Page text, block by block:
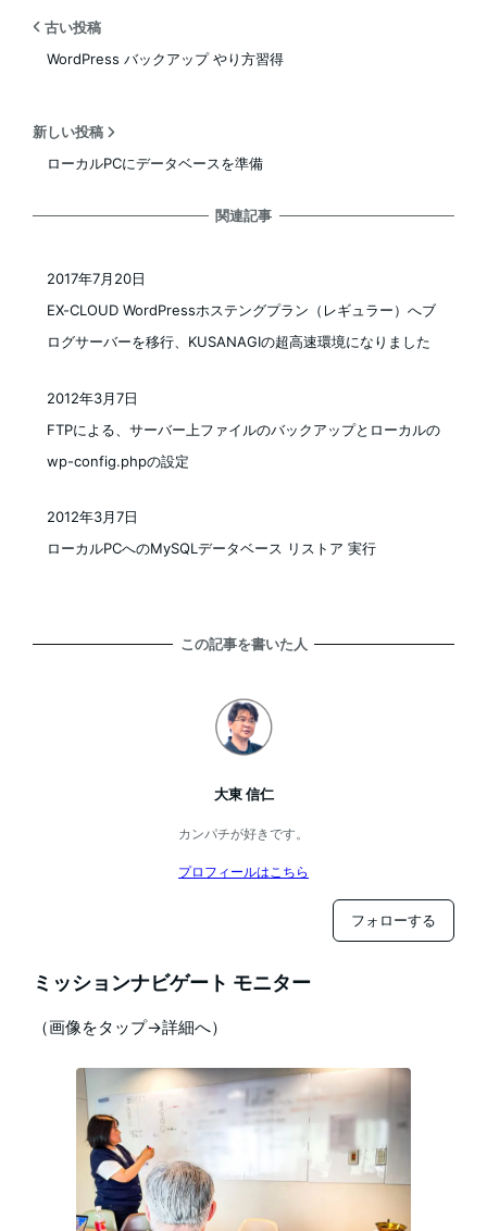
古い投稿
WordPress バックアップ やり方習得
新しい投稿
ローカルPCにデータベースを準備
関連記事
EX-CLOUD WordPressホステングプラン（レギュラー）へブ
ログサーバーを移行、KUSANAGIの超高速環境になりました
2017年7月20日
FTPによる、サーバー上ファイルのバックアップとローカルの
wp-config.phpの設定
投稿日
2012年3月7日
ローカルPCへのMySQLデータベース リストア 実行
2012年3月7日
この記事を書いた人
大東 信仁
カンパチが好きです。
プロフィールはこちら
フォローする
ミッションナビゲート モニター
（画像をタップ→詳細へ）